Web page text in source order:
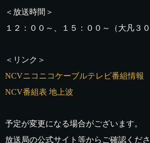
＜放送時間＞
１２：００～、１５：００～（大凡３０
＜リンク＞
NCVニコニコケーブルテレビ番組情報
NCV番組表 地上波
予定が変更になる場合がございます。
放送局の公式サイト等からご確認くださ